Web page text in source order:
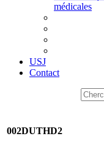
médicales
USJ
Contact
002DUTHD2